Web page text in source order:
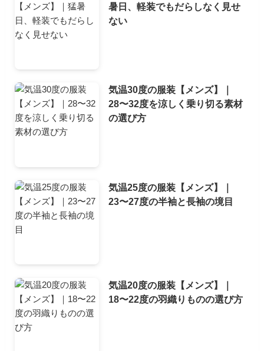
暑日、軽装でもだらしなく見せ
ない
気温30度の服装【メンズ】｜
28〜32度を涼しく乗り切る素材
の選び方
気温25度の服装【メンズ】｜
23〜27度の半袖と長袖の境目
気温20度の服装【メンズ】｜
18〜22度の羽織りものの選び方